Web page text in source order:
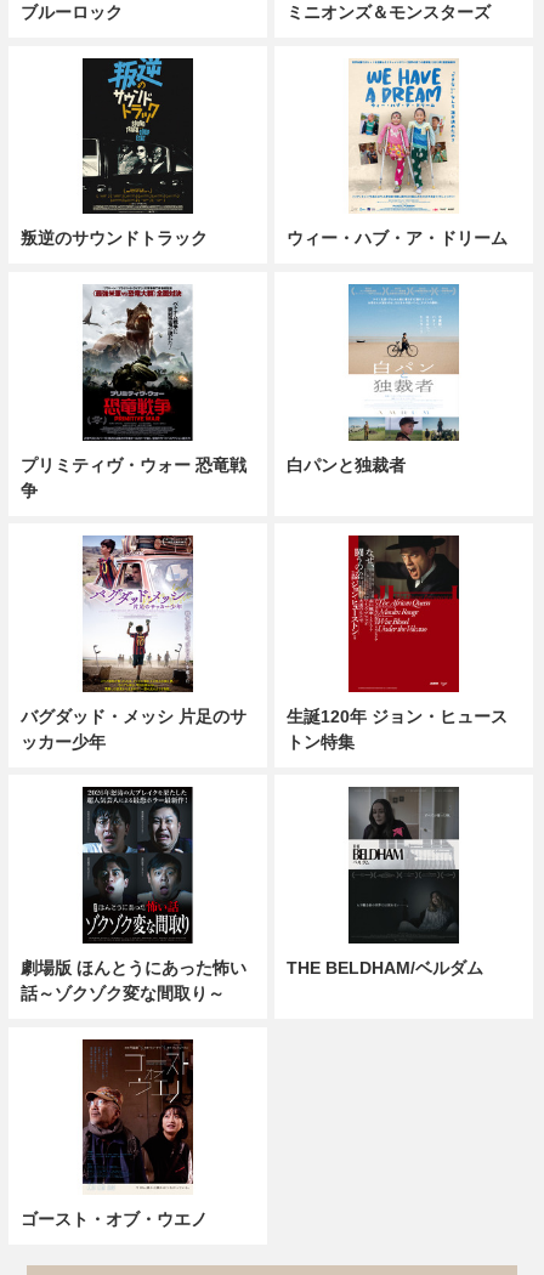
ブルーロック ミニオンズ＆モンスターズ
叛逆のサウンドトラック ウィー・ハブ・ア・ドリーム
プリミティヴ・ウォー 恐竜戦
争
白パンと独裁者
バグダッド・メッシ 片足のサ
ッカー少年
生誕120年 ジョン・ヒュース
トン特集
劇場版 ほんとうにあった怖い
話～ゾクゾク変な間取り～
THE BELDHAM/ベルダム
ゴースト・オブ・ウエノ